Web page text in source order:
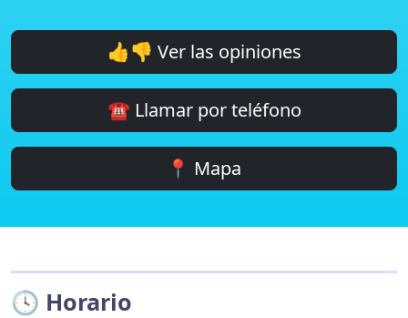
👍👎 Ver las opiniones
☎️ Llamar por teléfono
📍 Mapa
🕓 Horario